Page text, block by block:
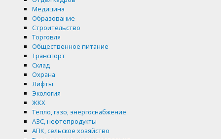
Медицина
Образование
Строительство
Торговля
Общественное питание
Транспорт
Склад
Охрана
Лифты
Экология
ЖКХ
Тепло, газо, энергоснабжение
АЗС, нефтепродукты
АПК, сельское хозяйство